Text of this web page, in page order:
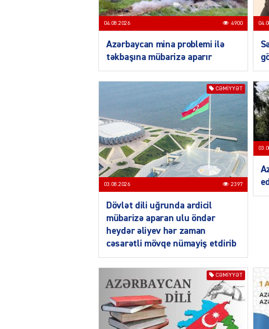
04.08.2026 4900
Azərbaycan mina problemi ilə
təkbaşına mübarizə aparır
CƏMIYYƏT
03.08.2026 2397
Dövlət dili uğrunda ardicil
mübarizə aparan ulu öndər
heydər əliyev hər zaman
cəsarətli mövqe nümayiş etdirib
CƏMIYYƏT